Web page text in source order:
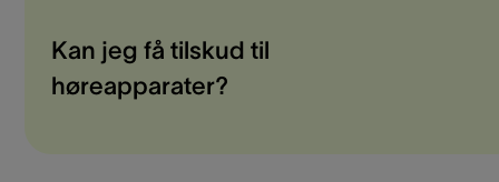
Kan jeg få tilskud til
høreapparater?